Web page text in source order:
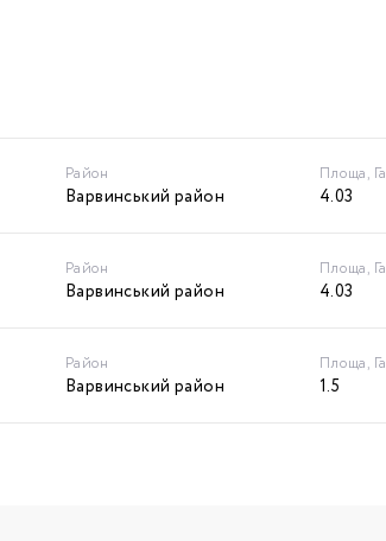
Район
Варвинський район
Площа, Га
4.03
Район
Варвинський район
Площа, Га
4.03
Район
Варвинський район
Площа, Га
1.5